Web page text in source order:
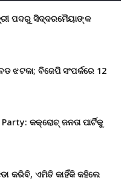
ପଦରୁ ସିଦ୍ଦରମୈୟାଙ୍କ
ଝଟକା; ବିଜେପି ସଂପର୍କରେ 12
କକ୍ରୋଚ୍ ଜନତା ପାର୍ଟିକୁ
କରିବି, ଏମିତି କାହିଁକି କହିଲେ